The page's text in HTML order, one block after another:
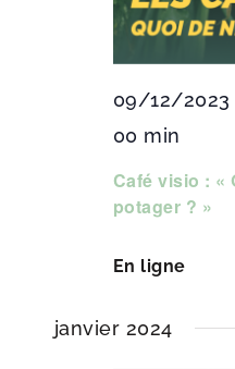
Café visio : «
potager ? »
09/12/2023
00 min
En ligne
janvier 2024